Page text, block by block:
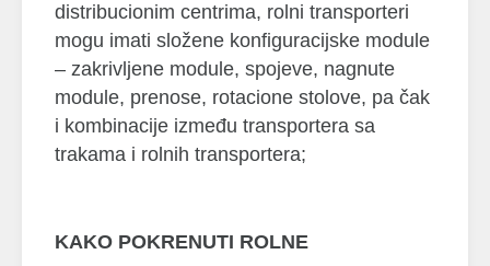
distribucionim centrima, rolni transporteri
mogu imati složene konfiguracijske module
– zakrivljene module, spojeve, nagnute
module, prenose, rotacione stolove, pa čak
i kombinacije između transportera sa
trakama i rolnih transportera;
KAKO POKRENUTI ROLNE